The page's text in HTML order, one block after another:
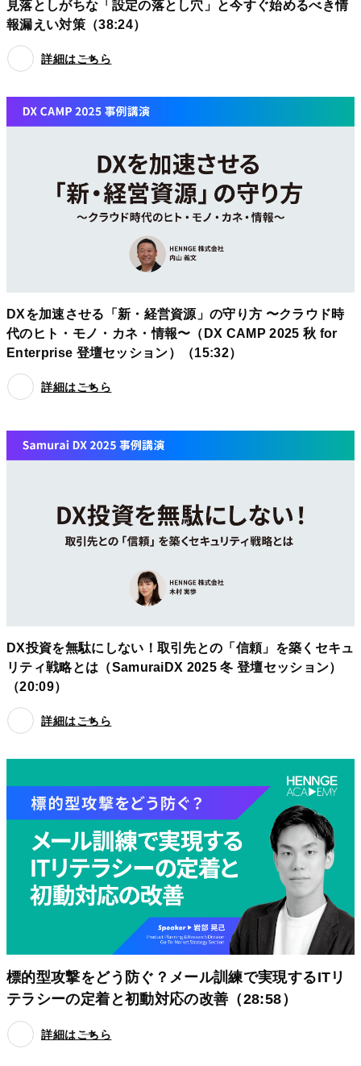
見落としがちな「設定の落とし穴」と今すぐ始めるべき情
報漏えい対策（38:24）
詳細はこちら
DXを加速させる「新・経営資源」の守り方 〜クラウド時
代のヒト・モノ・カネ・情報〜（DX CAMP 2025 秋 for
Enterprise 登壇セッション）（15:32）
詳細はこちら
DX投資を無駄にしない！取引先との「信頼」を築くセキュ
リティ戦略とは（SamuraiDX 2025 冬 登壇セッション）
（20:09）
詳細はこちら
標的型攻撃をどう防ぐ？メール訓練で実現するITリ
テラシーの定着と初動対応の改善（28:58）
詳細はこちら